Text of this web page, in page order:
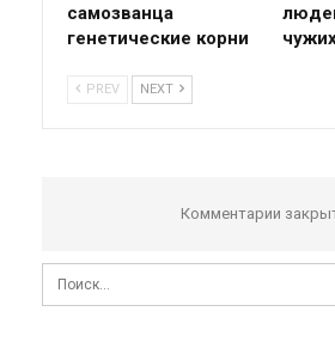
самозванца
генетические корни
PREV NEXT
Комментарии